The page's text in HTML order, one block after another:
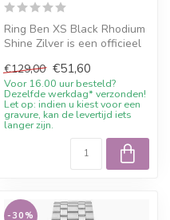
Ring Ben XS Black Rhodium
Shine Zilver is een officieel
€129,00 €51,60
Voor 16.00 uur besteld?
Dezelfde werkdag* verzonden!
Let op: indien u kiest voor een
gravure, kan de levertijd iets
langer zijn.
-30%